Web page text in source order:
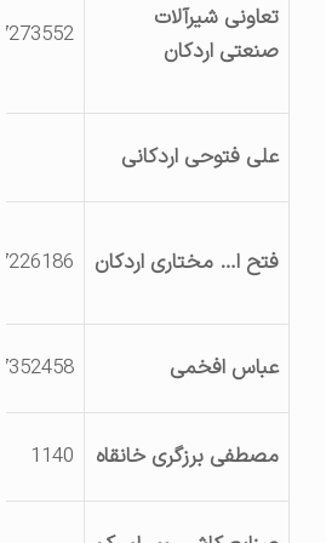
تعاونی شیرآلات
صنعتی اردکان
3527273552
علی فتوحی اردکانی
فتح ا… مختاری اردکان 3527226186
عباس افخمی 3527352458
مصطفی برزگری خانقاه 1140